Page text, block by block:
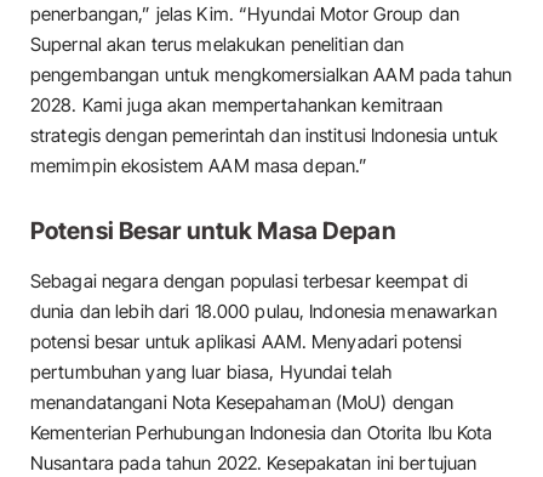
penerbangan,” jelas Kim. “Hyundai Motor Group dan
Supernal akan terus melakukan penelitian dan
pengembangan untuk mengkomersialkan AAM pada tahun
2028. Kami juga akan mempertahankan kemitraan
strategis dengan pemerintah dan institusi Indonesia untuk
memimpin ekosistem AAM masa depan.”
Potensi Besar untuk Masa Depan
Sebagai negara dengan populasi terbesar keempat di
dunia dan lebih dari 18.000 pulau, Indonesia menawarkan
potensi besar untuk aplikasi AAM. Menyadari potensi
pertumbuhan yang luar biasa, Hyundai telah
menandatangani Nota Kesepahaman (MoU) dengan
Kementerian Perhubungan Indonesia dan Otorita Ibu Kota
Nusantara pada tahun 2022. Kesepakatan ini bertujuan